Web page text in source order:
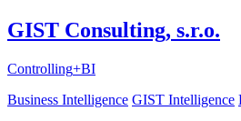
GIST Consulting, s.r.o.
Controlling+BI
Business Intelligence GIST Intelligence